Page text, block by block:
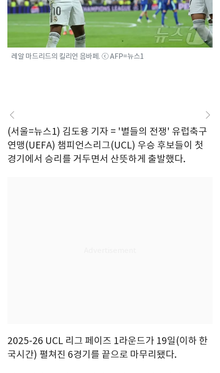
레알 마드리드의 킬리언 음바페. ⓒ AFP=뉴스1
(서울=뉴스1) 김도용 기자 = '별들의 전쟁' 유럽축구
연맹(UEFA) 챔피언스리그(UCL) 우승 후보들이 첫
경기에서 승리를 거두면서 산뜻하게 출발했다.
2025-26 UCL 리그 페이즈 1라운드가 19일(이하 한
국시간) 펼쳐진 6경기를 끝으로 마무리됐다.